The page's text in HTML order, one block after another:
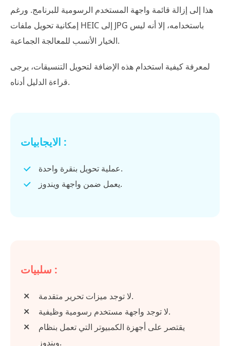
هذا إلى إزالة قائمة واجهة المستخدم الرسومية للبرنامج. ورغم
إمكانية تحويل ملفات HEIC إلى JPG باستخدامه، إلا أنه ليس
الخيار الأنسب للمعالجة الجماعية.
لمعرفة كيفية استخدام هذه الإضافة لتحويل التنسيقات، يرجى
قراءة الدليل أدناه.
الايجابيات :
عملية تحويل بنقرة واحدة.
يعمل ضمن واجهة ويندوز.
سلبيات :
لا توجد ميزات تحرير متقدمة.
لا توجد واجهة مستخدم رسومية وظيفية.
يقتصر على أجهزة الكمبيوتر التي تعمل بنظام
ويندوز.